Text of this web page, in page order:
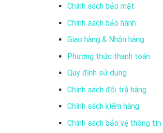
toàn thế giới như Hoa Kỳ, Hà Lan, Ý, Anh,
bảo hành tại Hồng Kong. Ngay tại quê nhà,
Chính sách bảo mật
Chính sách bảo hành
Giao hàng & Nhận hàng
Phương thức thanh toán
Quy định sử dụng
Chính sách đổi trả hàng
Chính sách kiểm hàng
Chính sách bảo vệ thông tin